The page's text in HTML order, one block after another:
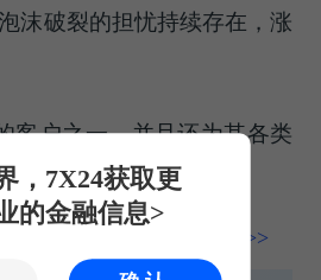
沫破裂的担忧持续存在，涨
客户之一，并且还为其各类
的张量处理单元。
划、专家专栏，免费查阅>>
，7X24获取更
的金融信息>